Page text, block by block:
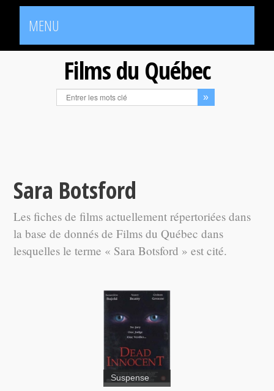
MENU
Films du Québec
Sara Botsford
Les fiches de films actuellement répertoriées dans
la base de donnés de Films du Québec dans
lesquelles le terme « Sara Botsford » est cité.
Suspense